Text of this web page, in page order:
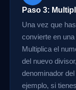
Paso 3:
Una vez que
convierte en
Multiplica el
del nuevo
denominador
ejemplo, si